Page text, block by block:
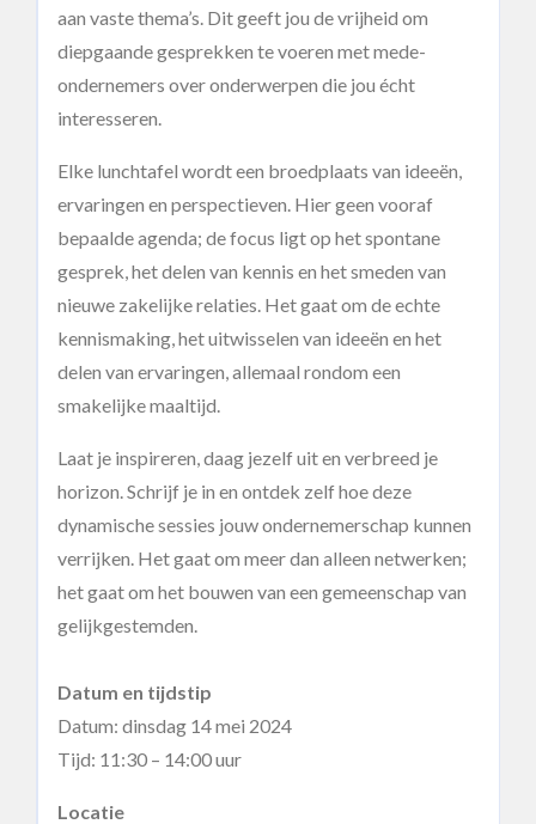
aan vaste thema’s. Dit geeft jou de vrijheid om
diepgaande gesprekken te voeren met mede-
ondernemers over onderwerpen die jou écht
interesseren.
Elke lunchtafel wordt een broedplaats van ideeën,
ervaringen en perspectieven. Hier geen vooraf
bepaalde agenda; de focus ligt op het spontane
gesprek, het delen van kennis en het smeden van
nieuwe zakelijke relaties. Het gaat om de echte
kennismaking, het uitwisselen van ideeën en het
delen van ervaringen, allemaal rondom een
smakelijke maaltijd.
Laat je inspireren, daag jezelf uit en verbreed je
horizon. Schrijf je in en ontdek zelf hoe deze
dynamische sessies jouw ondernemerschap kunnen
verrijken. Het gaat om meer dan alleen netwerken;
het gaat om het bouwen van een gemeenschap van
gelijkgestemden.
Datum en tijdstip
Datum: dinsdag 14 mei 2024
Tijd: 11:30 – 14:00 uur
Locatie